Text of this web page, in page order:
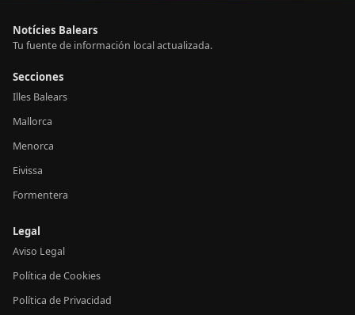
Notícies Balears
Tu fuente de información local actualizada.
Secciones
Illes Balears
Mallorca
Menorca
Eivissa
Formentera
Legal
Aviso Legal
Política de Cookies
Política de Privacidad